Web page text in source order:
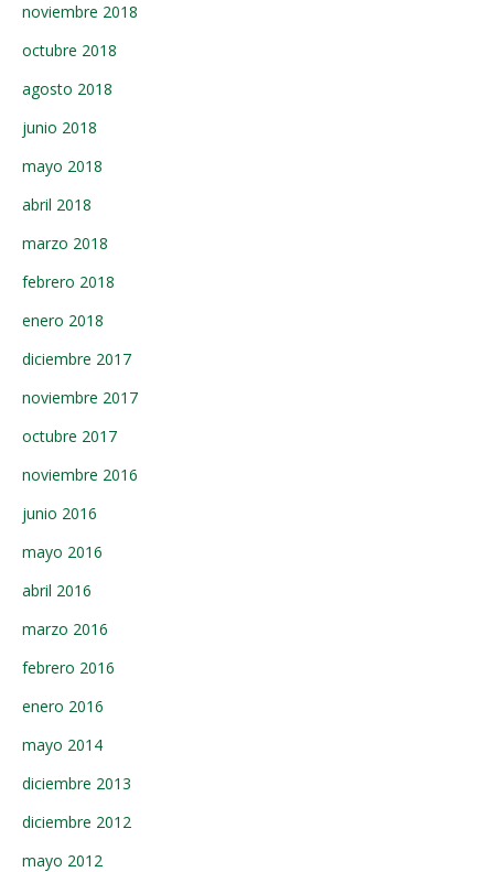
noviembre 2018
octubre 2018
agosto 2018
junio 2018
mayo 2018
abril 2018
marzo 2018
febrero 2018
enero 2018
diciembre 2017
noviembre 2017
octubre 2017
noviembre 2016
junio 2016
mayo 2016
abril 2016
marzo 2016
febrero 2016
enero 2016
mayo 2014
diciembre 2013
diciembre 2012
mayo 2012